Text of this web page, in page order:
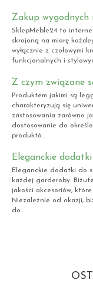
Zakup wygodnych
SklepMeble24 to
skrojoną na miarę
wyłącznie z czołowymi
funkcjonalnych i
Z czym związane
Produktem jakimi są
charakteryzują się
zastosowania zarówno
dostosowanie do
produktó...
Eleganckie
Eleganckie dodatki do
każdej garderoby.
jakości akcesoriów,
Niezależnie od okazji,
do...